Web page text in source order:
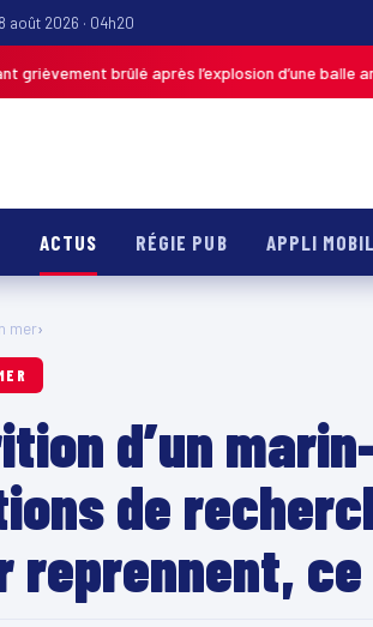
août 2026 · 04h20
après l’explosion d’une balle antistress
ACTUS RÉGIE PUB APPLI
mer›
d’un
de
reprennent,